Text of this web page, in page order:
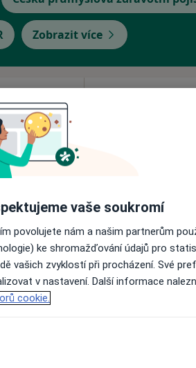
Zobrazit více
·
·Více
Dnes
Online
vaše soukromí
povolujete nám a našim partnerům
ke shromažďování údajů pro
vašich zvyklostí při procházení. Své
v nastavení. Další informace
cookie.